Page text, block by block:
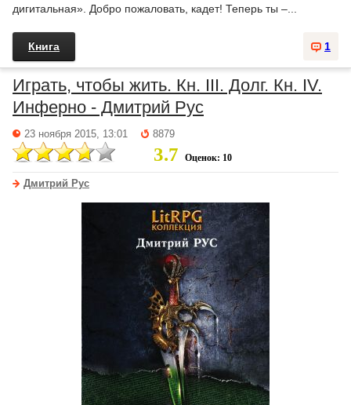
дигитальная». Добро пожаловать, кадет! Теперь ты –...
1
Книга
Играть, чтобы жить. Кн. III. Долг. Кн. IV.
Инферно - Дмитрий Рус
23 ноября 2015, 13:01 8879
3.7 Оценок: 10
Дмитрий Рус